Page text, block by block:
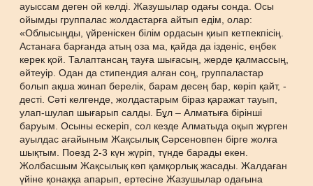
ауыссам деген ой келді. Жазушылар одағы сонда. Осы
ойымды группалас жолдастарға айтып едім, олар:
«Облысыңды, үйреніскен білім ордасын қиып кетпекпісің.
Астанаға барғанда атың оза ма, қайда да ізденіс, еңбек
керек қой. Талаптансаң тауға шығасың, жерде қалмассың,
әйтеуір. Одан да стипендия алған соң, группаластар
болып ақша жинап берелік, барам десең бар, көріп қайт, -
десті. Сәті келгенде, жолдастарым біраз қаражат тауып,
улап-шулап шығарып салды. Бұл – Алматыға бірінші
баруым. Осыны ескеріп, сол кезде Алматыда оқып жүрген
ауылдас ағайыным Жақсылық Сәрсеновпен бірге жолға
шықтым. Поезд 2-3 күн жүріп, түнде барады екен.
Жолбасшым Жақсылық көп қамқорлық жасады. Жалдаған
үйіне қонаққа апарып, ертесіне Жазушылар одағына